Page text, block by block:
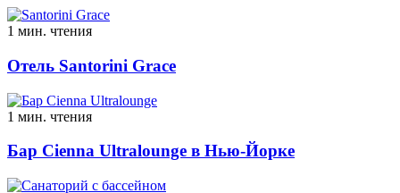
1 мин. чтения
Отель Santorini Grace
1 мин. чтения
Бар Cienna Ultralounge в Нью-Йорке